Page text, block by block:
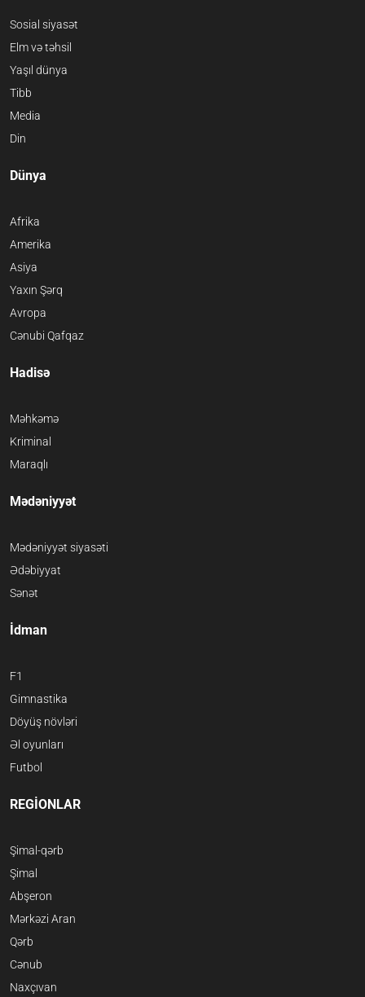
Sosial siyasət
Elm və təhsil
Yaşıl dünya
Tibb
Media
Din
Dünya
Afrika
Amerika
Asiya
Yaxın Şərq
Avropa
Cənubi Qafqaz
Hadisə
Məhkəmə
Kriminal
Maraqlı
Mədəniyyət
Mədəniyyət siyasəti
Ədəbiyyat
Sənət
İdman
F1
Gimnastika
Döyüş növləri
Əl oyunları
Futbol
REGİONLAR
Şimal-qərb
Şimal
Abşeron
Mərkəzi Aran
Qərb
Cənub
Naxçıvan